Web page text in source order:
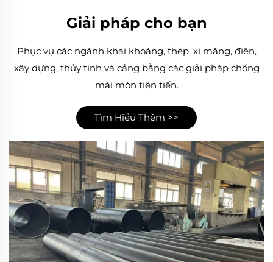
Giải pháp cho bạn
Phục vụ các ngành khai khoáng, thép, xi măng, điện,
xây dựng, thủy tinh và cảng bằng các giải pháp chống
mài mòn tiên tiến.
Tìm Hiểu Thêm >>